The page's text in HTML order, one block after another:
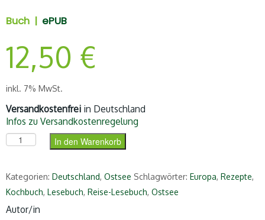
Buch | ePUB
12,50 €
inkl. 7% MwSt.
Versandkostenfrei in Deutschland
Infos zu Versandkostenregelung
Das Ostsee-Lesebuch Menge
In den Warenkorb
Kategorien: Deutschland, Ostsee Schlagwörter: Europa, Rezepte,
Kochbuch, Lesebuch, Reise-Lesebuch, Ostsee
Autor/in